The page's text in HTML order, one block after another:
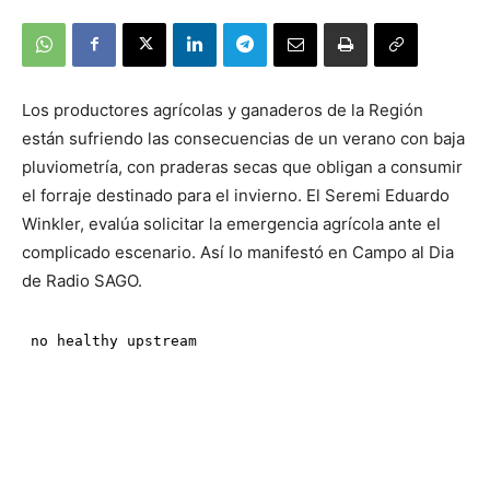
Los productores agrícolas y ganaderos de la Región
están sufriendo las consecuencias de un verano con baja
pluviometría, con praderas secas que obligan a consumir
el forraje destinado para el invierno. El Seremi Eduardo
Winkler, evalúa solicitar la emergencia agrícola ante el
complicado escenario. Así lo manifestó en Campo al Dia
de Radio SAGO.